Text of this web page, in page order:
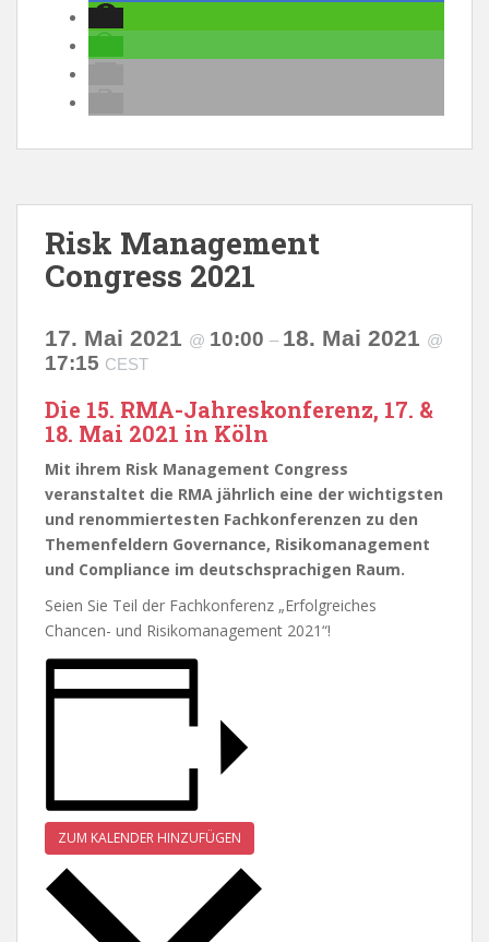
Risk Management
Congress 2021
17. Mai 2021 @ 10:00 – 18. Mai 2021 @
17:15 CEST
Die 15. RMA-Jahreskonferenz, 17. &
18. Mai 2021 in Köln
Mit ihrem Risk Management Congress
veranstaltet die RMA jährlich eine der wichtigsten
und renommiertesten Fachkonferenzen zu den
Themenfeldern Governance, Risikomanagement
und Compliance im deutschsprachigen Raum.
Seien Sie Teil der Fachkonferenz „Erfolgreiches
Chancen- und Risikomanagement 2021“!
ZUM KALENDER HINZUFÜGEN